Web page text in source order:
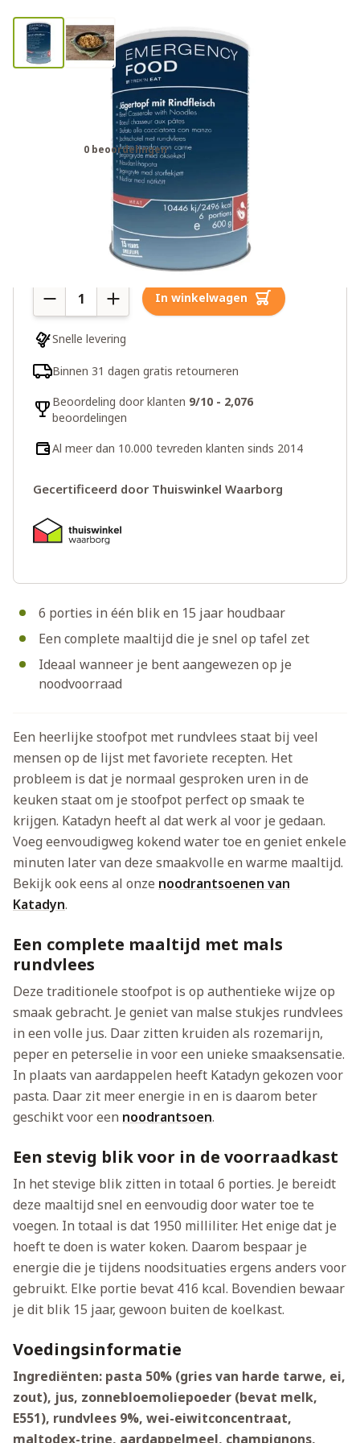
Trek'n Eat stoofpot met rundvlees
noodrantsoen
0 beoordelingen
Meer dan 10 op voorraad
6 porties in één blik en 15 jaar houdbaar
Een complete maaltijd die je snel op tafel zet
Ideaal wanneer je bent aangewezen op je
noodvoorraad
Aantal In winkelwagen
Snelle levering
Binnen 31 dagen gratis retourneren
Beoordeling door klanten 9/10 - 2,076
beoordelingen
Al meer dan 10.000 tevreden klanten sinds 2014
Gecertificeerd door Thuiswinkel Waarborg
Een heerlijke stoofpot met rundvlees staat bij veel
mensen op de lijst met favoriete recepten. Het
probleem is dat je normaal gesproken uren in de
keuken staat om je stoofpot perfect op smaak te
krijgen. Katadyn heeft al dat werk al voor je gedaan.
Voeg eenvoudigweg kokend water toe en geniet enkele
minuten later van deze smaakvolle en warme maaltijd.
Bekijk ook eens al onze noodrantsoenen van
Katadyn.
Een complete maaltijd met mals
rundvlees
Deze traditionele stoofpot is op authentieke wijze op
smaak gebracht. Je geniet van malse stukjes rundvlees
in een volle jus. Daar zitten kruiden als rozemarijn,
peper en peterselie in voor een unieke smaaksensatie.
In plaats van aardappelen heeft Katadyn gekozen voor
pasta. Daar zit meer energie in en is daarom beter
geschikt voor een noodrantsoen.
Een stevig blik voor in de voorraadkast
In het stevige blik zitten in totaal 6 porties. Je bereidt
deze maaltijd snel en eenvoudig door water toe te
voegen. In totaal is dat 1950 milliliter. Het enige dat je
hoeft te doen is water koken. Daarom bespaar je
energie die je tijdens noodsituaties ergens anders voor
gebruikt. Elke portie bevat 416 kcal. Bovendien bewaar
je dit blik 15 jaar, gewoon buiten de koelkast.
Voedingsinformatie
Ingrediënten: pasta 50% (gries van harde tarwe, ei,
zout), jus, zonnebloemoliepoeder (bevat melk,
E551), rundvlees 9%, wei-eiwitconcentraat,
maltodex-trine, aardappelmeel, champignons,